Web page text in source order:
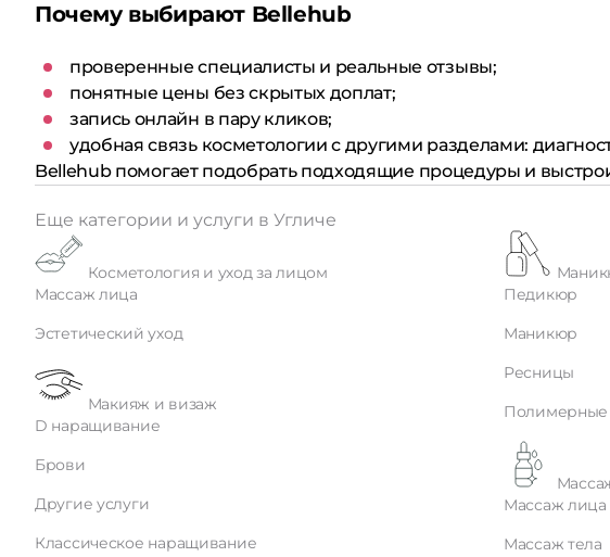
Почему выбирают Bellehub
проверенные специалисты и реальные отзывы;
понятные цены без скрытых доплат;
запись онлайн в пару кликов;
удобная связь косметологии с другими разделами:
Bellehub помогает подобрать подходящие процедуры и
Еще категории и услуги в Угличе
Косметология и уход за лицом
Массаж лица
Эстетический уход
Макияж и визаж
D наращивание
Брови
Другие услуги
Классическое наращивание
Педикюр
Маникюр
Ресницы
Полимерные
Массаж лица
Массаж тела